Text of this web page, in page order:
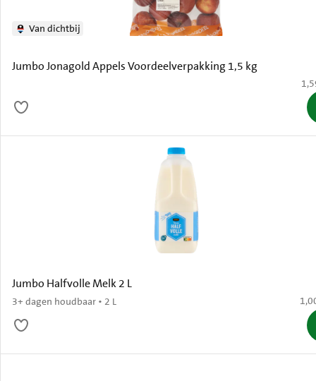
Jumbo Jonagold Appels Voordeelverpakking 1,5 kg
Van dichtbij
€
Jumbo Halfvolle Melk 2 L
3+ dagen houdbaar • 2 L €